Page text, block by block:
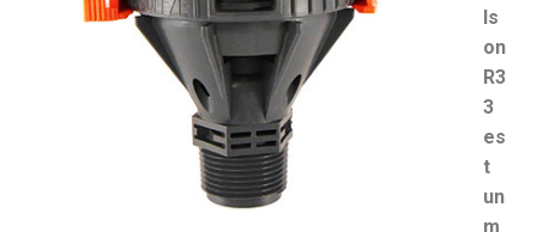
ls
on
R3
3
es
t
un
m